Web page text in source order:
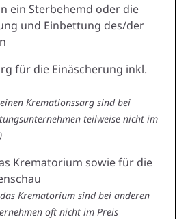
ein Sterbehemd oder die
und Einbettung des/der
für die Einäscherung inkl.
Kremationssarg sind bei
teilweise nicht im
Krematorium sowie für die
Krematorium sind bei anderen
oft nicht im Preis